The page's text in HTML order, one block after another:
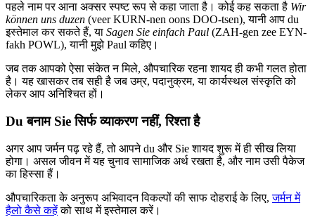
पहले नाम पर आना अक्सर स्पष्ट रूप से कहा जाता है। कोई कह सकता है Wir
können uns duzen (veer KURN-nen oons DOO-tsen), यानी आप du
इस्तेमाल कर सकते हैं, या Sagen Sie einfach Paul (ZAH-gen zee EYN-
fakh POWL), यानी मुझे Paul कहिए।
जब तक आपको ऐसा संकेत न मिले, औपचारिक रहना शायद ही कभी गलत होता
है। यह खासकर तब सही है जब उम्र, पदानुक्रम, या कार्यस्थल संस्कृति को
लेकर आप अनिश्चित हों।
Du बनाम Sie सिर्फ व्याकरण नहीं, रिश्ता है
अगर आप जर्मन पढ़ रहे हैं, तो आपने du और Sie शायद शुरू में ही सीख लिया
होगा। असल जीवन में यह चुनाव सामाजिक अर्थ रखता है, और नाम उसी पैकेज
का हिस्सा हैं।
औपचारिकता के अनुरूप अभिवादन विकल्पों की साफ दोहराई के लिए,जर्मन में
हैलो कैसे कहेंको साथ में इस्तेमाल करें।